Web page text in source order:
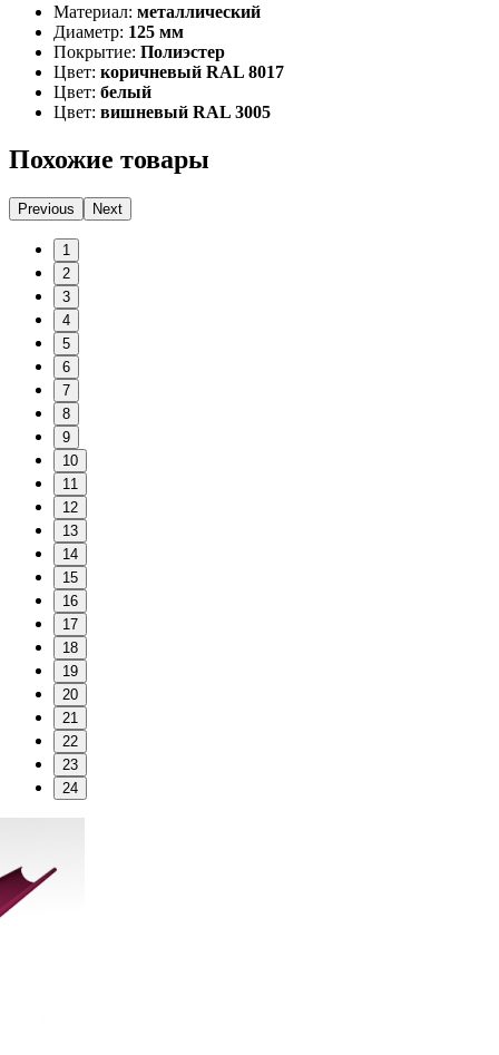
Материал: металлический
Диаметр: 125 мм
Покрытие: Полиэстер
Цвет: коричневый RAL 8017
Цвет: белый
Цвет: вишневый RAL 3005
Похожие товары
Previous Next
1
2
3
4
5
6
7
8
9
10
11
12
13
14
15
16
17
18
19
20
21
22
23
24